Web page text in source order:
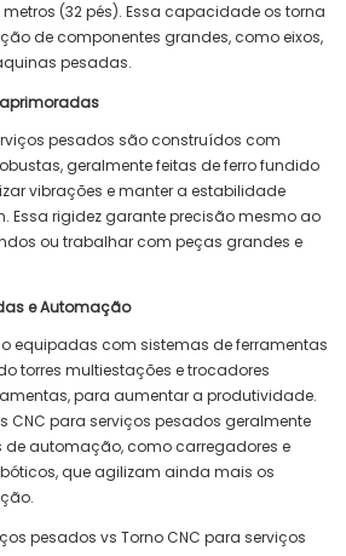
metros (32 pés). Essa capacidade os torna
de componentes grandes, como eixos,
pesadas.
pesados ​​são construídos com
geralmente feitas de ferro fundido
vibrações e manter a estabilidade
Essa rigidez garante precisão mesmo ao
ou trabalhar com peças grandes e
e Automação
equipadas com sistemas de ferramentas
torres multiestações e trocadores
para aumentar a produtividade.
CNC para serviços pesados ​​geralmente
de automação, como carregadores e
que agilizam ainda mais os